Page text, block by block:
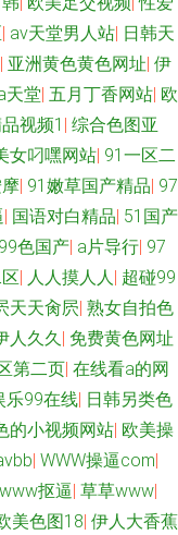
| av天堂男人站| 日韩天
| 亚洲黄色黄色网址| 伊
天堂| 五月丁香网站| 欧
视频1 | 综合色图亚
女叼嘿网站| 91一区二
| 91嫩草国产精品| 97
| 国语对白精品| 51国产
99色国产| a片导行| 97
| 人人摸人人| 超碰99
天天肏屄| 熟女自拍色
人久久| 免费黄色网址
第二页| 在线看a的网
乐99在线| 日韩另类色
的小视频网站| 欧美操
| WWW操逼com|
www抠逼| 草草www|
美色图18| 伊人大香蕉